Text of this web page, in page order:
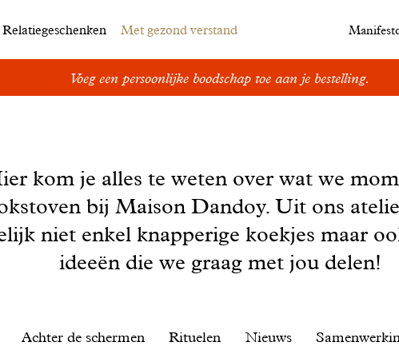
Relatiegeschenken Met gezond verstand
Voeg een persoonlijke boodschap toe aan je bestelling.
kom je alles te weten over wat we
bij Maison Dandoy. Uit ons
niet enkel knapperige koekjes maar
ideeën die we graag met jou delen!
Achter de schermen Rituelen Nieuws